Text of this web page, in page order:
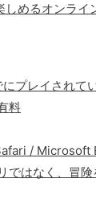
めるオンラ
プレイされて
料
/
はなく、冒